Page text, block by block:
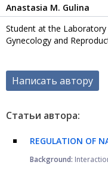
Anastasia M. Gulina
Student at the
Gynecology and
Написать автору
Статьи автора:
REGULATION OF
Background: